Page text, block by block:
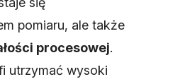
pomiaru, ale także
procesowej.
utrzymać wysoki